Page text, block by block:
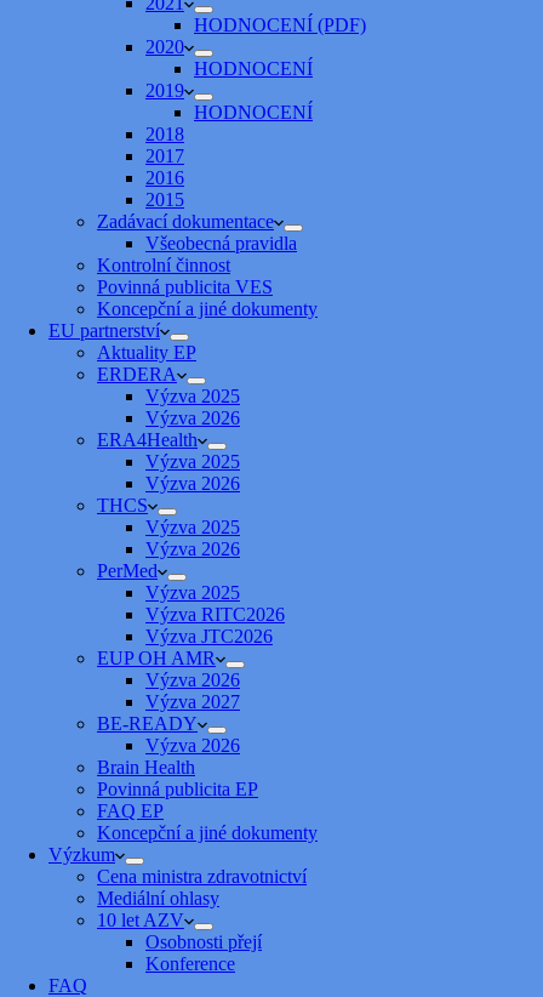
HODNOCENÍ (PDF)
2020
HODNOCENÍ
2019
HODNOCENÍ
2018
2017
2016
2015
Zadávací dokumentace
Všeobecná pravidla
Kontrolní činnost
Povinná publicita VES
Koncepční a jiné dokumenty
EU partnerství
Aktuality EP
ERDERA
Výzva 2025
Výzva 2026
ERA4Health
Výzva 2025
Výzva 2026
THCS
Výzva 2025
Výzva 2026
PerMed
Výzva 2025
Výzva RITC2026
Výzva JTC2026
EUP OH AMR
Výzva 2026
Výzva 2027
BE-READY
Výzva 2026
Brain Health
Povinná publicita EP
FAQ EP
Koncepční a jiné dokumenty
Výzkum
Cena ministra zdravotnictví
Mediální ohlasy
10 let AZV
Osobnosti přejí
Konference
FAQ